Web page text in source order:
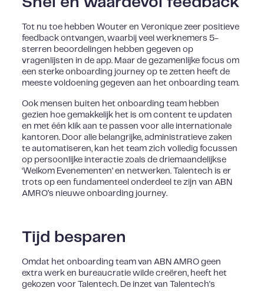
Tot nu toe hebben Wouter en Veronique zeer positieve
feedback ontvangen, waarbij veel werknemers 5-
sterren beoordelingen hebben gegeven op
vragenlijsten in de app. Maar de gezamenlijke focus om
een sterke onboarding journey op te zetten heeft de
meeste voldoening gegeven aan het onboarding team.
Ook mensen buiten het onboarding team hebben
gezien hoe gemakkelijk het is om content te updaten
en met één klik aan te passen voor alle internationale
kantoren. Door alle belangrijke, administratieve zaken
te automatiseren, kan het team zich volledig focussen
op persoonlijke interactie zoals de driemaandelijkse
‘Welkom Evenementen’ en netwerken. Talentech is er
trots op een fundamenteel onderdeel te zijn van ABN
AMRO’s nieuwe onboarding journey.
Tijd besparen
Omdat het onboarding team van ABN AMRO geen
extra werk en bureaucratie wilde creëren, heeft het
gekozen voor Talentech. De inzet van Talentech's